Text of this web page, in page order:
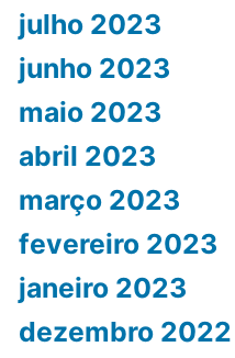
julho 2023
junho 2023
maio 2023
abril 2023
março 2023
fevereiro 2023
janeiro 2023
dezembro 2022